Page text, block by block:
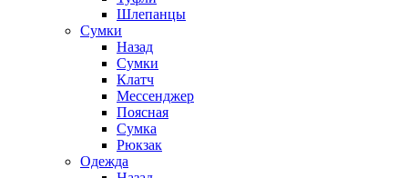
Шлепанцы
Cумки
Назад
Cумки
Клатч
Мессенджер
Поясная
Сумка
Рюкзак
Одежда